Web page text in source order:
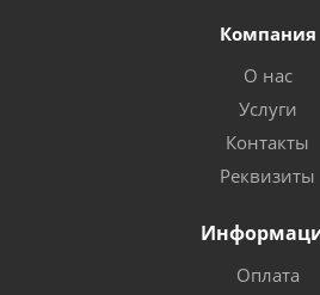
Компания
О нас
Услуги
Контакты
Реквизиты
Оплата